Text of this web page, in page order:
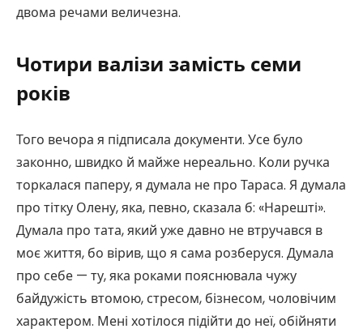
двома речами величезна.
Чотири валізи замість семи
років
Того вечора я підписала документи. Усе було
законно, швидко й майже нереально. Коли ручка
торкалася паперу, я думала не про Тараса. Я думала
про тітку Олену, яка, певно, сказала б: «Нарешті».
Думала про тата, який уже давно не втручався в
моє життя, бо вірив, що я сама розберуся. Думала
про себе — ту, яка роками пояснювала чужу
байдужість втомою, стресом, бізнесом, чоловічим
характером. Мені хотілося підійти до неї, обійняти